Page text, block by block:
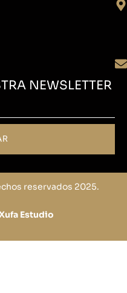
NEWSLETTER
reservados 2025.
Estudio